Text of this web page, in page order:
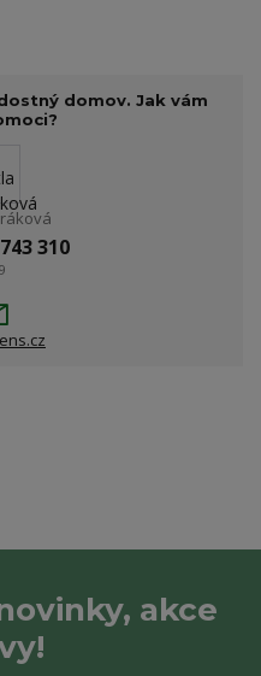
domov. Jak vám
310
akce